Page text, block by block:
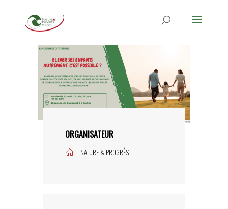
ORGANISATEUR
NATURE & PROGRÈS